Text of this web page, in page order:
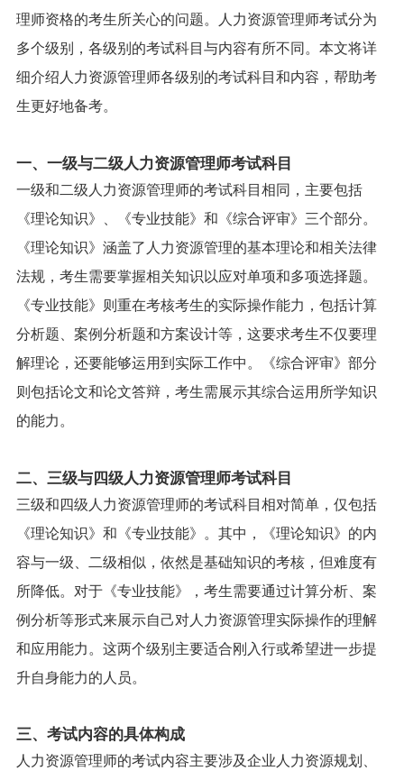
理师资格的考生所关心的问题。人力资源管理师考试分为
多个级别，各级别的考试科目与内容有所不同。本文将详
细介绍人力资源管理师各级别的考试科目和内容，帮助考
生更好地备考。
一、一级与二级人力资源管理师考试科目
一级和二级人力资源管理师的考试科目相同，主要包括
《理论知识》、《专业技能》和《综合评审》三个部分。
《理论知识》涵盖了人力资源管理的基本理论和相关法律
法规，考生需要掌握相关知识以应对单项和多项选择题。
《专业技能》则重在考核考生的实际操作能力，包括计算
分析题、案例分析题和方案设计等，这要求考生不仅要理
解理论，还要能够运用到实际工作中。《综合评审》部分
则包括论文和论文答辩，考生需展示其综合运用所学知识
的能力。
二、三级与四级人力资源管理师考试科目
三级和四级人力资源管理师的考试科目相对简单，仅包括
《理论知识》和《专业技能》。其中，《理论知识》的内
容与一级、二级相似，依然是基础知识的考核，但难度有
所降低。对于《专业技能》，考生需要通过计算分析、案
例分析等形式来展示自己对人力资源管理实际操作的理解
和应用能力。这两个级别主要适合刚入行或希望进一步提
升自身能力的人员。
三、考试内容的具体构成
人力资源管理师的考试内容主要涉及企业人力资源规划、